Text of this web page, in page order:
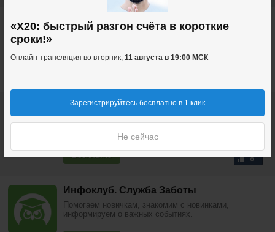
«X20: быстрый разгон счёта в короткие
сроки!»
Онлайн-трансляция во вторник, 11 августа в 19:00 МСК
Зарегистрируйтесь бесплатно в 1 клик
Не сейчас
Прибыльный Price Action
Академия FORTS 5.0
Кратчайший путь к стабильной прибыли на
Бесплатно 8
Инфоклуб. Служба Заботы
Помогаем новичкам, знакомим с новинками,
информируем о важных событиях.